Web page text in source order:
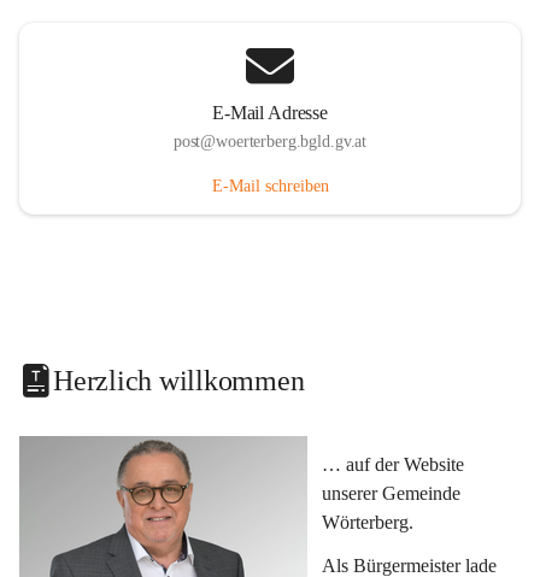
E-Mail Adresse
post@woerterberg.bgld.gv.at
E-Mail schreiben
Herzlich willkommen
… auf der Website
unserer Gemeinde
Wörterberg.
Als Bürgermeister lade